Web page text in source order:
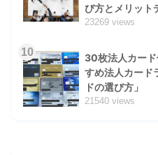
び方とメリット
23269 views
10
30枚法人カー
すめ法人カード
ドの選び方」
21540 views